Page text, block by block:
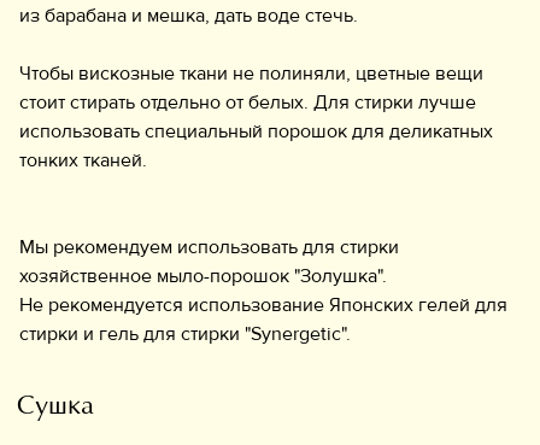
из барабана и мешка, дать воде стечь.
Чтобы вискозные ткани не полиняли, цветные вещи
стоит стирать отдельно от белых. Для стирки лучше
использовать специальный порошок для деликатных
тонких тканей.
Мы рекомендуем использовать для стирки
хозяйственное мыло-порошок "Золушка".
Не рекомендуется использование Японских гелей для
стирки и гель для стирки "Synergetic".
Сушка